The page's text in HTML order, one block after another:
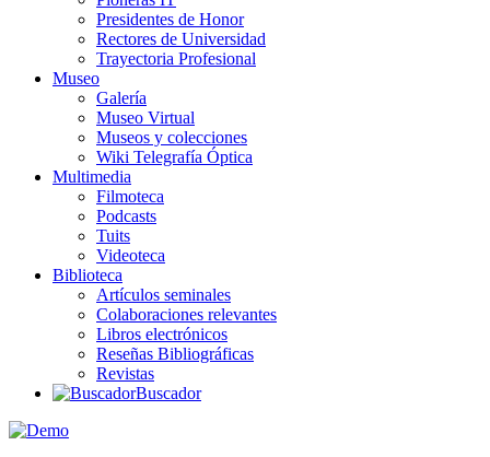
Presidentes de Honor
Rectores de Universidad
Trayectoria Profesional
Museo
Galería
Museo Virtual
Museos y colecciones
Wiki Telegrafía Óptica
Multimedia
Filmoteca
Podcasts
Tuits
Videoteca
Biblioteca
Artículos seminales
Colaboraciones relevantes
Libros electrónicos
Reseñas Bibliográficas
Revistas
Buscador